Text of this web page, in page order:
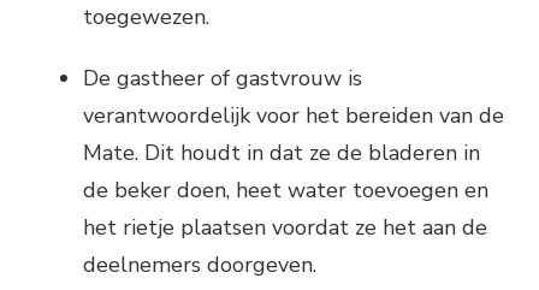
toegewezen.
De gastheer of gastvrouw is
verantwoordelijk voor het bereiden van de
Mate. Dit houdt in dat ze de bladeren in
de beker doen, heet water toevoegen en
het rietje plaatsen voordat ze het aan de
deelnemers doorgeven.